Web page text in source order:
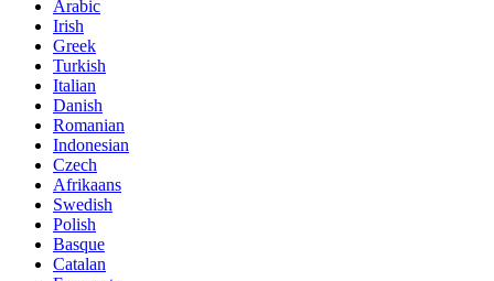
Arabic
Irish
Greek
Turkish
Italian
Danish
Romanian
Indonesian
Czech
Afrikaans
Swedish
Polish
Basque
Catalan